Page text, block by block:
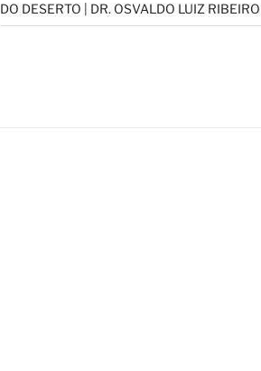
DO DESERTO | DR. OSVALDO LUIZ RIBEIRO